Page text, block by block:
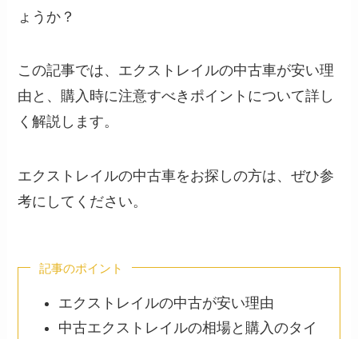
ょうか？
この記事では、エクストレイルの中古車が安い理
由と、購入時に注意すべきポイントについて詳し
く解説します。
エクストレイルの中古車をお探しの方は、ぜひ参
考にしてください。
記事のポイント
エクストレイルの中古が安い理由
中古エクストレイルの相場と購入のタイ